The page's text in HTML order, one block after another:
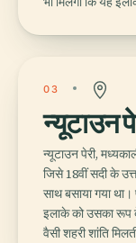
03
न्यूटाउन
न्यूटाउन पेरी,
जिसे 18वीं सदी के
साथ बसाया गया
इलाके को उसका
वैसी शहरी शांति